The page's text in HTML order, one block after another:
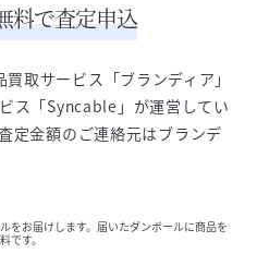
料で査定申込
取サービス「ブランディア」
ス「Syncable」が運営してい
定金額のご連絡元はブランデ
をお届けします。届いたダンボールに商品を
です。